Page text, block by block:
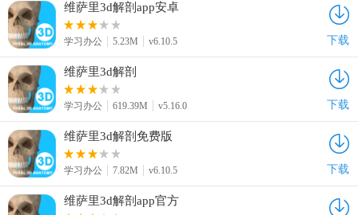
维萨里3d解剖app安卓
学习办公 5.23M v6.10.5 下载
维萨里3d解剖
学习办公 619.39M v5.16.0 下载
维萨里3d解剖免费版
学习办公 7.82M v6.10.5 下载
维萨里3d解剖app官方